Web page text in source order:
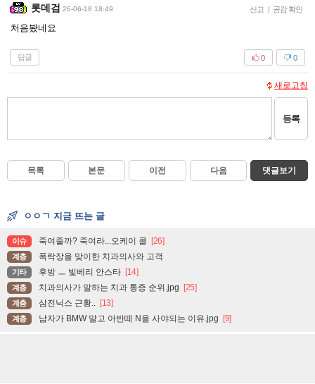
롯데검 26-06-18 18:49 신고 | 공감 확인
처음봤네요
답글 0
0
새로고침
등록
목록 본문 이전 다음 댓글보기
ㅇㅇㄱ 지금 뜨는 글
이슈 죽여줄까? 죽여라...오케이 콜 [26]
계층 폭락장을 맞이한 치과의사와 고객
기타 후방 ㅡ 빛베리 안스타 [14]
계층 치과의사가 말하는 치과 통증 순위.jpg [25]
계층 삼전닉스 근황.. [13]
계층 남자가 BMW 말고 아반떼 N을 사야되는 이유.jpg [9]